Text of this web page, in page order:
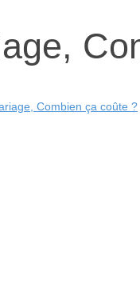
Combien ça coûte ?